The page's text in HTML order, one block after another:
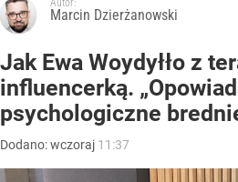
Autor:
Marcin Dzierżanowski
Jak Ewa Woydyłło z
influencerką.
psychologiczne
Dodano:wczoraj 11:37